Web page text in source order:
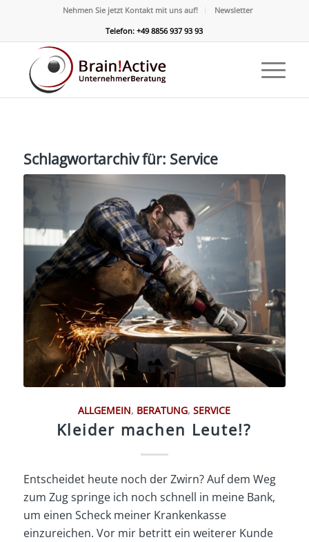
Nehmen Sie jetzt Kontakt mit uns auf!
Newsletter
Telefon: +49 8856 937 93 93
Schlagwortarchiv für: Service
ALLGEMEIN, BERATUNG,SERVICE
Kleider machen Leute!?
Entscheidet heute noch der Zwirn? Auf dem Weg
zum Zug springe ich noch schnell in meine Bank,
um einen Scheck meiner Krankenkasse
einzureichen. Vor mir betritt ein weiterer Kunde